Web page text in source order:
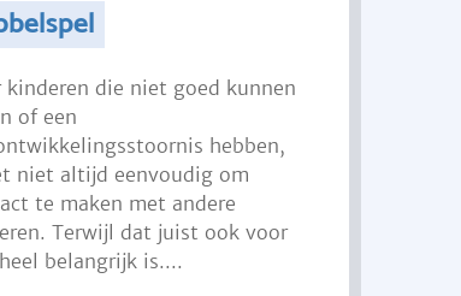
kinderen die niet goed kunnen
of een
hebben,
niet altijd eenvoudig om
te maken met andere
Terwijl dat juist ook voor
belangrijk is....